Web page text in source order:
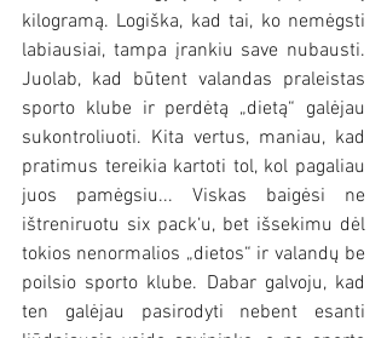
kilogramą. Logiška, kad tai, ko nemėgsti
labiausiai, tampa įrankiu save nubausti.
Juolab, kad būtent valandas praleistas
sporto klube ir perdėtą „dietą“ galėjau
sukontroliuoti. Kita vertus, maniau, kad
pratimus tereikia kartoti tol, kol pagaliau
juos pamėgsiu... Viskas baigėsi ne
ištreniruotu six pack‘u, bet išsekimu dėl
tokios nenormalios „dietos“ ir valandų be
poilsio sporto klube. Dabar galvoju, kad
ten galėjau pasirodyti nebent esanti